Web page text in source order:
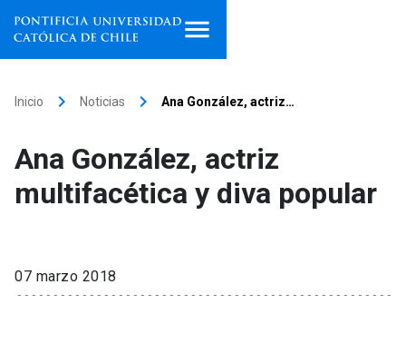
Facultades, escuelas e
institutos
Internacionalización
Inicio keyboard_arrow_right Noticias keyboard_arrow_right Ana González, actriz…
Ana González, actriz
multifacética y diva popular
07 marzo 2018